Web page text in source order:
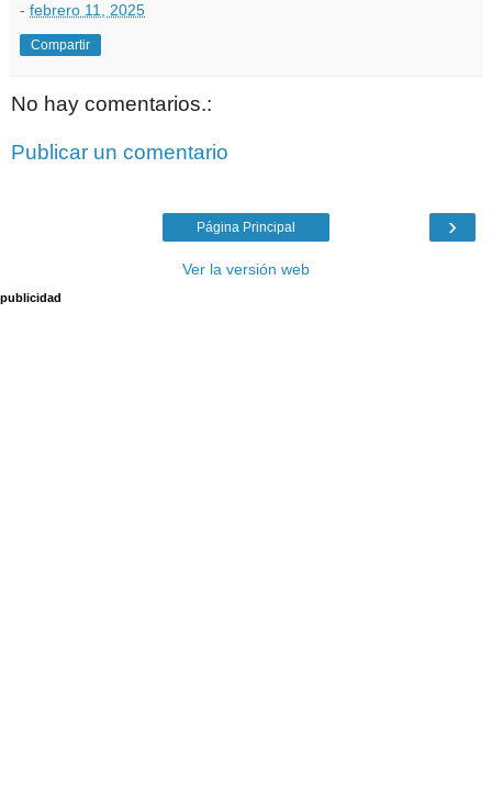
- febrero 11, 2025
Compartir
No hay comentarios.:
Publicar un comentario
›
Página Principal
Ver la versión web
publicidad